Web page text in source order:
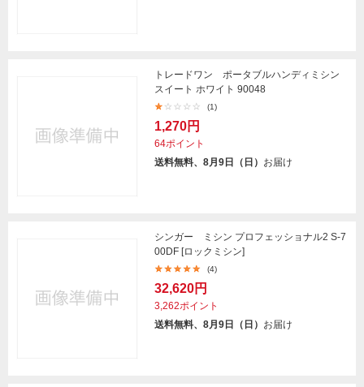
トレードワン ポータブルハンディミシン
スイート ホワイト 90048
(1)
1,270円
64ポイント
送料無料、8月9日（日） お届け
シンガー ミシン プロフェッショナル2 S-7
00DF [ロックミシン]
(4)
32,620円
3,262ポイント
送料無料、8月9日（日） お届け